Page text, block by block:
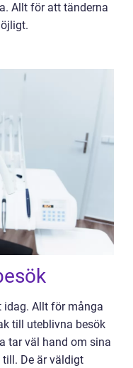
Allt för att tänderna
idag. Allt för många
till uteblivna besök
tar väl hand om sina
till. De är väldigt